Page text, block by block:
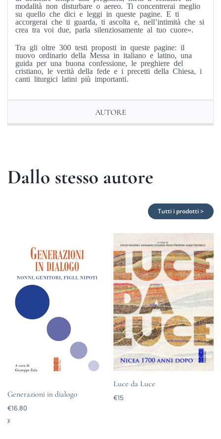
modalità non disturbare o aereo. Ti concentrerai meglio
su quello che dici e leggi in queste pagine. E ti
accorgerai che ti guarda, ti ascolta e, nell’intimità che si
crea tra voi due, parla silenziosamente al tuo cuore».
Tra gli oltre 300 testi proposti in queste pagine: il
nuovo ordinario della Messa in italiano e latino, una
guida per una buona confessione, le preghiere del
cristiano, le verità della fede e i precetti della Chiesa, i
canti liturgici latini più importanti.
AUTORE
Dallo stesso autore
Tutti i prodotti >
Generazioni in dialogo
€16.80
Luce da Luce
€15